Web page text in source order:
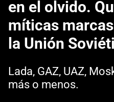
en el olvido.
míticas
la Unión
Lada, GAZ, UAZ,
más o menos.